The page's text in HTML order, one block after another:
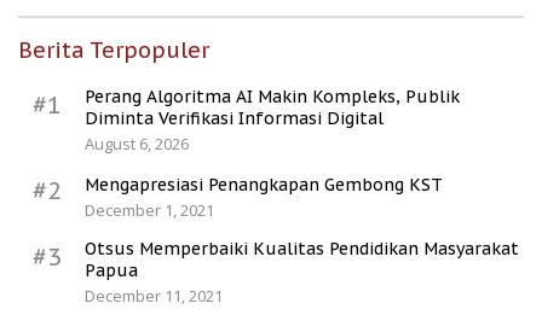
Berita Terpopuler
#1
Perang Algoritma AI Makin Kompleks, Publik
Diminta Verifikasi Informasi Digital
August 6, 2026
#2
Mengapresiasi Penangkapan Gembong KST
December 1, 2021
#3
Otsus Memperbaiki Kualitas Pendidikan Masyarakat
Papua
December 11, 2021